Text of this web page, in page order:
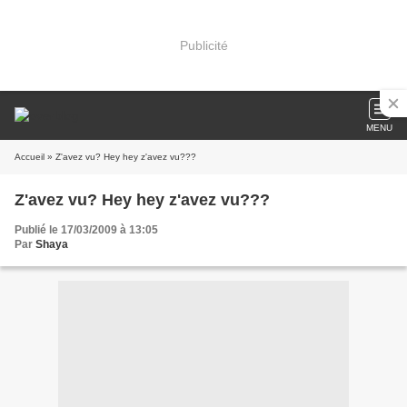
Publicité
MENU
Accueil » Z'avez vu? Hey hey z'avez vu???
Z'avez vu? Hey hey z'avez vu???
Publié le 17/03/2009 à 13:05
Par Shaya